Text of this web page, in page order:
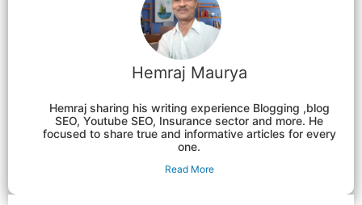
Hemraj Maurya
Hemraj sharing his writing experience Blogging ,blog
SEO, Youtube SEO, Insurance sector and more. He
focused to share true and informative articles for every
one.
Read More